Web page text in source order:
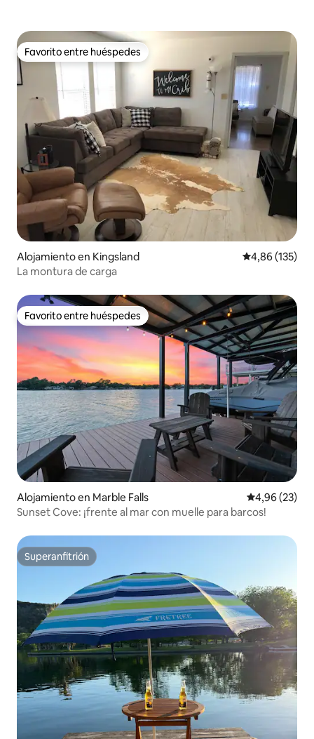
Favorito entre huéspedes
Favorito entre huéspedes
Alojamiento en Kingsland Calificación
4,86 (135)
La montura de carga
Favorito entre huéspedes
Favorito entre huéspedes
Alojamiento en Marble Falls Calificación
4,96 (23)
Sunset Cove: ¡frente al mar con muelle para barcos!
Superanfitrión
Superanfitrión